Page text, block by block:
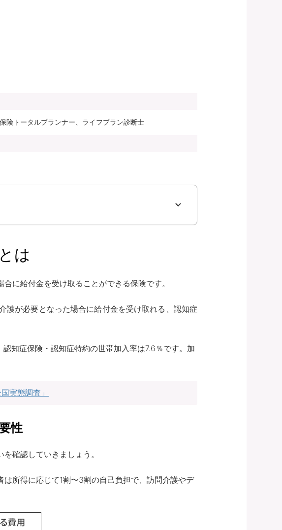
険トータルプランナー、ライフプラン診断士
は
に給付金を受け取ることができる保険です。
護が必要となった場合に給付金を受け取れる、認知症
知症保険・認知症特約の世帯加入率は7.6％です。加
実態調査」
性
確認していきましょう。
所得に応じて1割〜3割の自己負担で、訪問介護やデ